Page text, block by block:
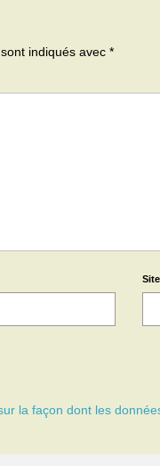
indiqués avec *
la façon dont les